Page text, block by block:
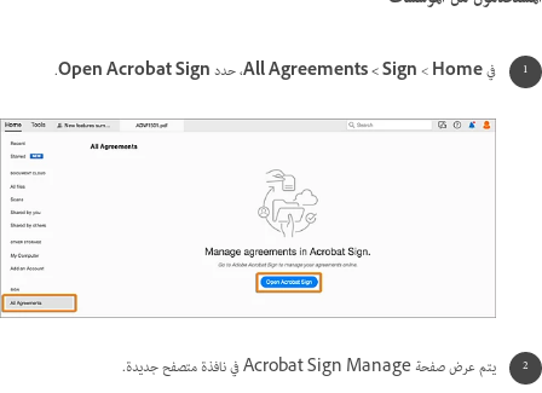
فيHome
>‏
Sign > ‏All Agreements ، حددOpen Acrobat Sign
.
يتم عرض صفحة Acrobat Sign Manage في نافذة متصفح جديدة.